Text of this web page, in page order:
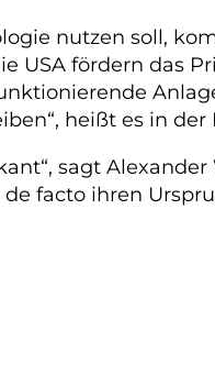
nutzen soll,
USA fördern das
heißt es in der
sagt
facto ihren